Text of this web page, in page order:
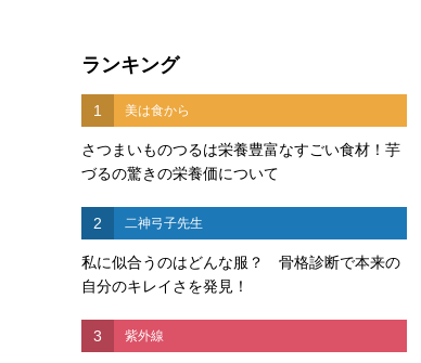
ランキング
1 美は食から
さつまいものつるは栄養豊富なすごい食材！芋
づるの驚きの栄養価について
2 二神弓子先生
私に似合うのはどんな服？ 骨格診断で本来の
自分のキレイさを発見！
3 紫外線